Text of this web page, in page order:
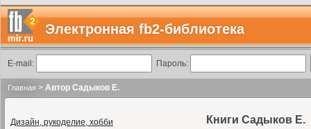
Электронная fb2-библиотека
E-mail: Пароль:
Главная > Автор Садыков Е.
Дизайн, рукоделие, хобби
Книги Садыков Е.